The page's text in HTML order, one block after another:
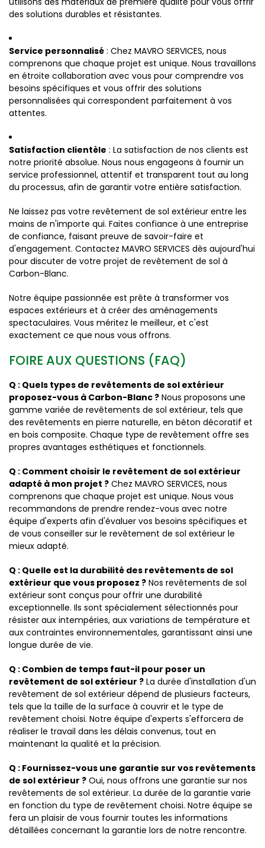
des solutions durables et résistantes.
Service personnalisé : Chez MAVRO SERVICES, nous
comprenons que chaque projet est unique. Nous travaillons
en étroite collaboration avec vous pour comprendre vos
besoins spécifiques et vous offrir des solutions
personnalisées qui correspondent parfaitement à vos
attentes.
Satisfaction clientèle : La satisfaction de nos clients est
notre priorité absolue. Nous nous engageons à fournir un
service professionnel, attentif et transparent tout au long
du processus, afin de garantir votre entière satisfaction.
Ne laissez pas votre revêtement de sol extérieur entre les
mains de n'importe qui. Faites confiance à une entreprise
de confiance, faisant preuve de savoir-faire et
d'engagement. Contactez MAVRO SERVICES dès aujourd'hui
pour discuter de votre projet de revêtement de sol à
Carbon-Blanc.
Notre équipe passionnée est prête à transformer vos
espaces extérieurs et à créer des aménagements
spectaculaires. Vous méritez le meilleur, et c'est
exactement ce que nous vous offrons.
FOIRE AUX QUESTIONS (FAQ)
Q : Quels types de revêtements de sol extérieur
proposez-vous à Carbon-Blanc ? Nous proposons une
gamme variée de revêtements de sol extérieur, tels que
des revêtements en pierre naturelle, en béton décoratif et
en bois composite. Chaque type de revêtement offre ses
propres avantages esthétiques et fonctionnels.
Q : Comment choisir le revêtement de sol extérieur
adapté à mon projet ? Chez MAVRO SERVICES, nous
comprenons que chaque projet est unique. Nous vous
recommandons de prendre rendez-vous avec notre
équipe d'experts afin d'évaluer vos besoins spécifiques et
de vous conseiller sur le revêtement de sol extérieur le
mieux adapté.
Q : Quelle est la durabilité des revêtements de sol
extérieur que vous proposez ? Nos revêtements de sol
extérieur sont conçus pour offrir une durabilité
exceptionnelle. Ils sont spécialement sélectionnés pour
résister aux intempéries, aux variations de température et
aux contraintes environnementales, garantissant ainsi une
longue durée de vie.
Q : Combien de temps faut-il pour poser un
revêtement de sol extérieur ? La durée d'installation d'un
revêtement de sol extérieur dépend de plusieurs facteurs,
tels que la taille de la surface à couvrir et le type de
revêtement choisi. Notre équipe d'experts s'efforcera de
réaliser le travail dans les délais convenus, tout en
maintenant la qualité et la précision.
Q : Fournissez-vous une garantie sur vos revêtements
de sol extérieur ? Oui, nous offrons une garantie sur nos
revêtements de sol extérieur. La durée de la garantie varie
en fonction du type de revêtement choisi. Notre équipe se
fera un plaisir de vous fournir toutes les informations
détaillées concernant la garantie lors de notre rencontre.